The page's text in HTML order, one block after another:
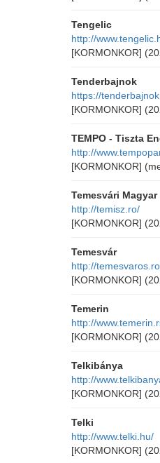
Tengelic
http://
[KORMONKOR]
Tenderbajnok
https://
[KORMONKOR]
TEMPO - Tiszta
http://
[KORMONKOR]
Temesvári
http://temisz.ro/
[KORMONKOR]
Temesvár
http://
[KORMONKOR]
Temerin
http://
[KORMONKOR]
Telkibánya
http://
[KORMONKOR]
Telki
http://www.telki.hu/
[KORMONKOR]